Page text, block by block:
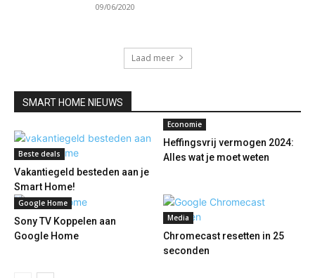
09/06/2020
Laad meer
SMART HOME NIEUWS
Beste deals
Vakantiegeld besteden aan je
Smart Home!
Economie
Heffingsvrij vermogen 2024:
Alles wat je moet weten
Google Home
Sony TV Koppelen aan
Google Home
Media
Chromecast resetten in 25
seconden